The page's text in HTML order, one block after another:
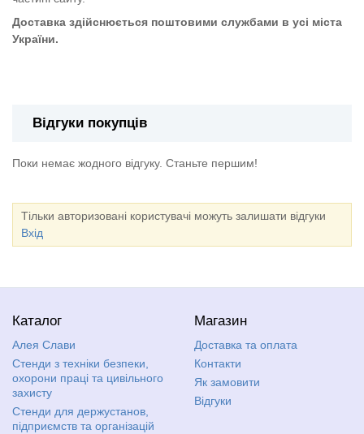
Доставка здійснюється поштовими службами в усі міста
України.
Відгуки покупців
Поки немає жодного відгуку. Станьте першим!
Тільки авторизовані користувачі можуть залишати відгуки
Вхід
Каталог
Алея Слави
Стенди з техніки безпеки,
охорони праці та цивільного
захисту
Стенди для держустанов,
підприємств та організацій
Магазин
Доставка та оплата
Контакти
Як замовити
Відгуки